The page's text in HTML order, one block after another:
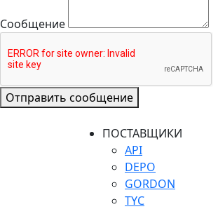
Сообщение
Отправить сообщение
ПОСТАВЩИКИ
API
DEPO
GORDON
TYC